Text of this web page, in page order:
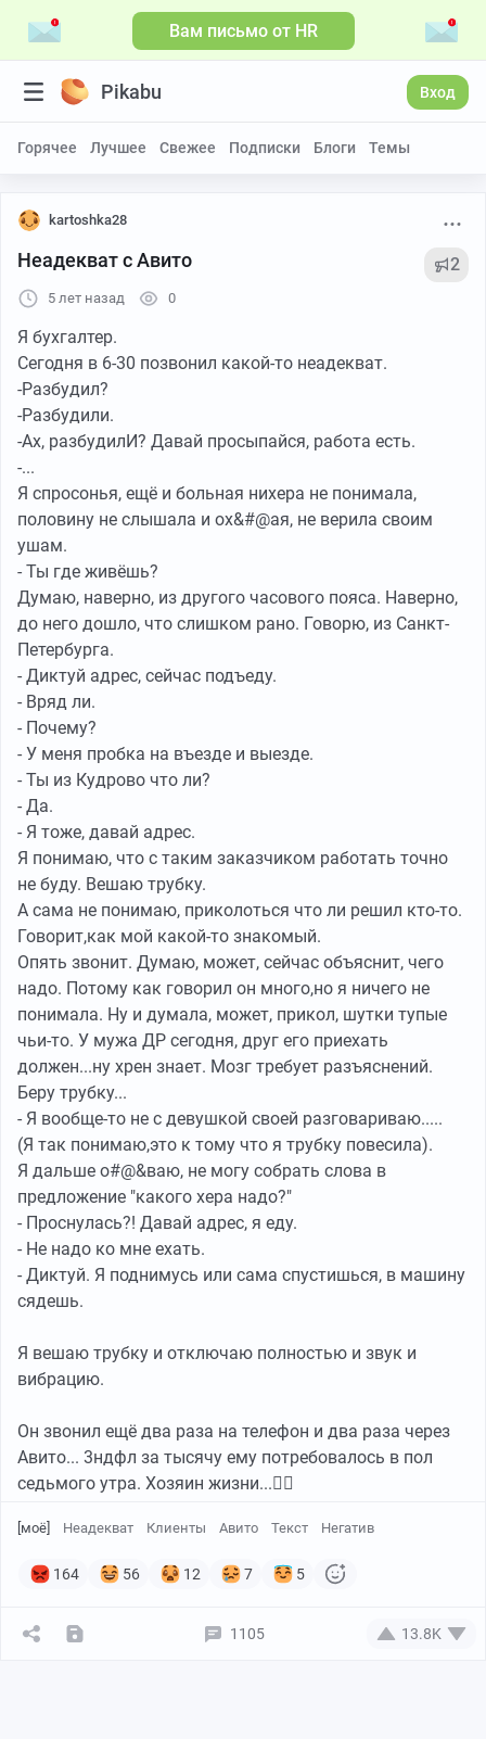
Вам письмо от HR
Pikabu Вход
Горячее Лучшее Свежее Подписки Блоги Темы
kartoshka28
Неадекват с Авито 2
5 лет назад 0
Я бухгалтер.
Сегодня в 6-30 позвонил какой-то неадекват.
-Разбудил?
-Разбудили.
-Ах, разбудилИ? Давай просыпайся, работа есть.
-...
Я спросонья, ещё и больная нихера не понимала,
половину не слышала и ох&#@ая, не верила своим
ушам.
- Ты где живёшь?
Думаю, наверно, из другого часового пояса. Наверно,
до него дошло, что слишком рано. Говорю, из Санкт-
Петербурга.
- Диктуй адрес, сейчас подъеду.
- Вряд ли.
- Почему?
- У меня пробка на въезде и выезде.
- Ты из Кудрово что ли?
- Да.
- Я тоже, давай адрес.
Я понимаю, что с таким заказчиком работать точно
не буду. Вешаю трубку.
А сама не понимаю, приколоться что ли решил кто-то.
Говорит,как мой какой-то знакомый.
Опять звонит. Думаю, может, сейчас объяснит, чего
надо. Потому как говорил он много,но я ничего не
понимала. Ну и думала, может, прикол, шутки тупые
чьи-то. У мужа ДР сегодня, друг его приехать
должен...ну хрен знает. Мозг требует разъяснений.
Беру трубку...
- Я вообще-то не с девушкой своей разговариваю.....
(Я так понимаю,это к тому что я трубку повесила).
Я дальше о#@&ваю, не могу собрать слова в
предложение "какого хера надо?"
- Проснулась?! Давай адрес, я еду.
- Не надо ко мне ехать.
- Диктуй. Я поднимусь или сама спустишься, в машину
сядешь.
Я вешаю трубку и отключаю полностью и звук и
вибрацию.
Он звонил ещё два раза на телефон и два раза через
Авито... 3ндфл за тысячу ему потребовалось в пол
седьмого утра. Хозяин жизни...🤦‍♀️
[моё] Неадекват Клиенты Авито Текст Негатив
164 56 12 7 5
1105 13.8K